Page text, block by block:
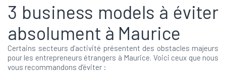
3 business models à éviter
absolument à Maurice
Certains secteurs d’activité présentent des obstacles majeurs
pour les entrepreneurs étrangers à Maurice. Voici ceux que nous
vous recommandons d’éviter :